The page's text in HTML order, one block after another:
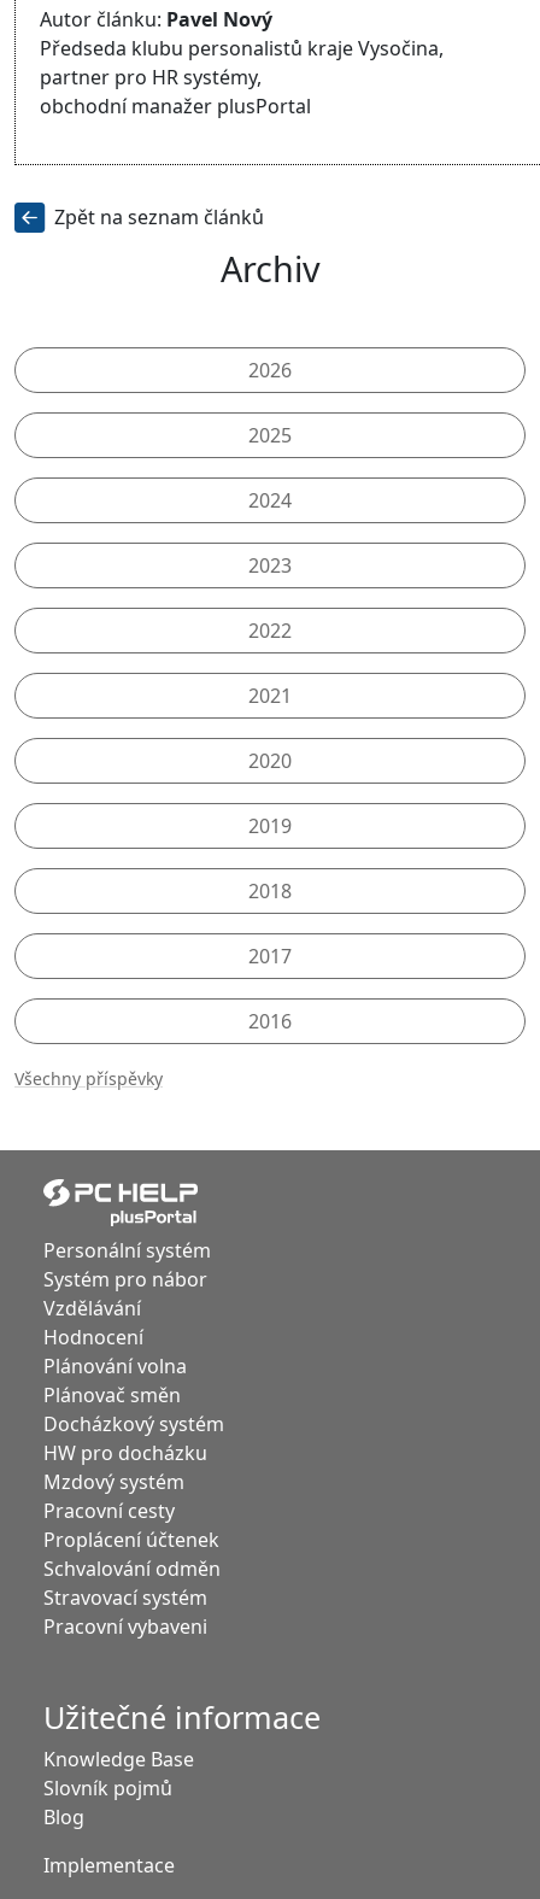
Autor článku: Pavel Nový
Předseda klubu personalistů kraje Vysočina,
partner pro HR systémy,
obchodní manažer plusPortal
Zpět na seznam článků
Archiv
2026
2025
2024
2023
2022
2021
2020
2019
2018
2017
2016
Všechny příspěvky
Personální systém
Systém pro nábor
Vzdělávání
Hodnocení
Plánování volna
Plánovač směn
Docházkový systém
HW pro docházku
Mzdový systém
Pracovní cesty
Proplácení účtenek
Schvalování odměn
Stravovací systém
Pracovní vybaveni
Užitečné informace
Knowledge Base
Slovník pojmů
Blog
Implementace